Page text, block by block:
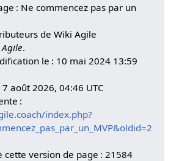
: Ne commencez pas par un
de Wiki Agile
.
le : 10 mai 2024 13:59
7 août 2026, 04:46 UTC
:
index.php?
cette version de page : 21584